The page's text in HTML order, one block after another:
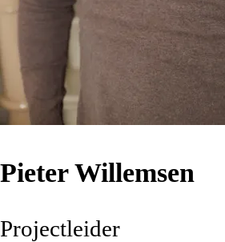
Pieter Willemsen
Projectleider